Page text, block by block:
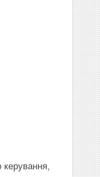
керування,